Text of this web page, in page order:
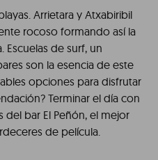
Arrietara y Atxabiribil
rocoso formando así la
Escuelas de surf, un
son la esencia de este
opciones para disfrutar
Terminar el día con
bar El Peñón, el mejor
de película.